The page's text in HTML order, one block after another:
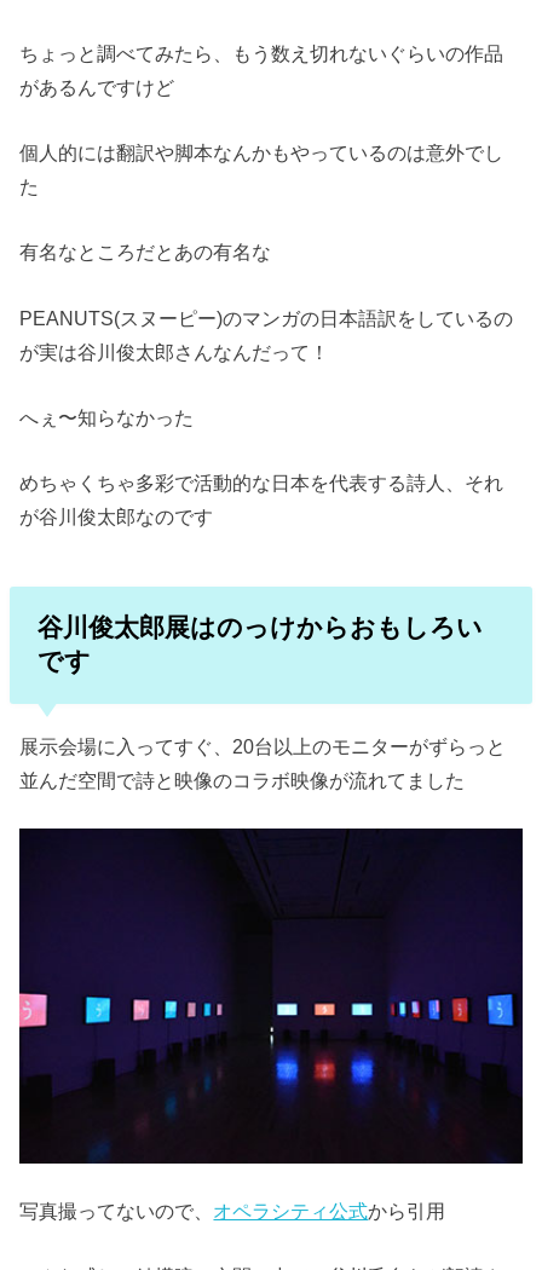
ちょっと調べてみたら、もう数え切れないぐらいの作品
があるんですけど
個人的には翻訳や脚本なんかもやっているのは意外でし
た
有名なところだとあの有名な
PEANUTS(スヌーピー)のマンガの日本語訳をしているの
が実は谷川俊太郎さんなんだって！
へぇ〜知らなかった
めちゃくちゃ多彩で活動的な日本を代表する詩人、それ
が谷川俊太郎なのです
谷川俊太郎展はのっけからおもしろい
です
展示会場に入ってすぐ、20台以上のモニターがずらっと
並んだ空間で詩と映像のコラボ映像が流れてました
写真撮ってないので、 オペラシティ公式から引用